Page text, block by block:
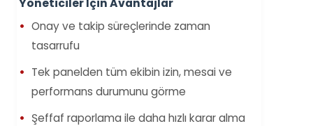
Yöneticiler İçin Avantajlar
Onay ve takip süreçlerinde zaman
tasarrufu
Tek panelden tüm ekibin izin, mesai ve
performans durumunu görme
Şeffaf raporlama ile daha hızlı karar alma